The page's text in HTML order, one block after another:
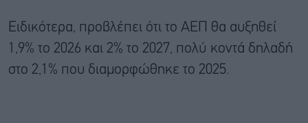
Ειδικότερα, προβλέπει ότι το ΑΕΠ θα αυξηθεί
1,9% το 2026 και 2% το 2027, πολύ κοντά δηλαδή
στο 2,1% που διαμορφώθηκε το 2025.